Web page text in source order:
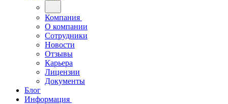
Компания
О компании
Сотрудники
Новости
Отзывы
Карьера
Лицензии
Документы
Блог
Информация